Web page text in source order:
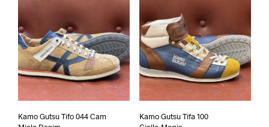
Deze
optie
kan
gekozen
worden
de
productpagina
kan
de
Kamo Gutsu Tifo 044 Cam
Kamo Gutsu Tifa 100